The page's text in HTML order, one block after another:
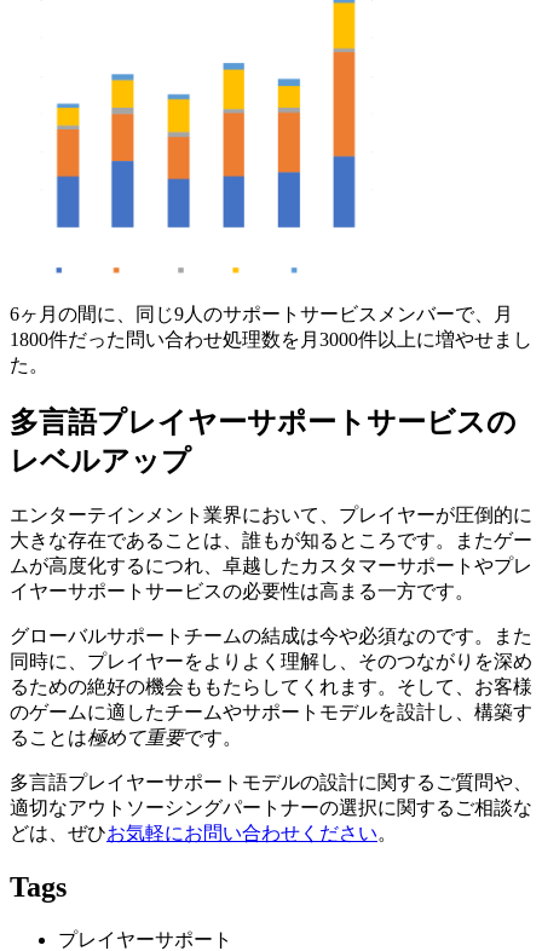
6ヶ月の間に、同じ9人のサポートサービスメンバーで、月
1800件だった問い合わせ処理数を月3000件以上に増やせまし
た。
多言語プレイヤーサポートサービスの
レベルアップ
エンターテインメント業界において、プレイヤーが圧倒的に
大きな存在であることは、誰もが知るところです。またゲー
ムが高度化するにつれ、卓越したカスタマーサポートやプレ
イヤーサポートサービスの必要性は高まる一方です。
グローバルサポートチームの結成は今や必須なのです。また
同時に、プレイヤーをよりよく理解し、そのつながりを深め
るための絶好の機会ももたらしてくれます。そして、お客様
のゲームに適したチームやサポートモデルを設計し、構築す
ることは極めて重要です。
多言語プレイヤーサポートモデルの設計に関するご質問や、
適切なアウトソーシングパートナーの選択に関するご相談な
どは、ぜひお気軽にお問い合わせください。
Tags
プレイヤーサポート